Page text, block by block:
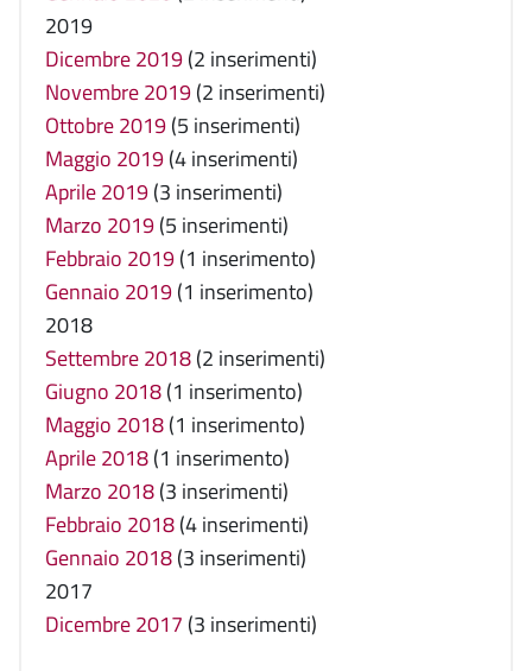
2019
Dicembre 2019(2 inserimenti)
Novembre 2019(2 inserimenti)
Ottobre 2019(5 inserimenti)
Maggio 2019(4 inserimenti)
Aprile 2019(3 inserimenti)
Marzo 2019(5 inserimenti)
Febbraio 2019(1 inserimento)
Gennaio 2019(1 inserimento)
2018
Settembre 2018(2 inserimenti)
Giugno 2018(1 inserimento)
Maggio 2018(1 inserimento)
Aprile 2018(1 inserimento)
Marzo 2018(3 inserimenti)
Febbraio 2018(4 inserimenti)
Gennaio 2018(3 inserimenti)
2017
Dicembre 2017 (3 inserimenti)